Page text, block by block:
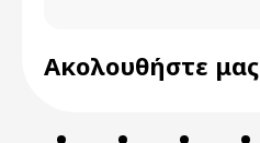
Ακολουθήστε μας